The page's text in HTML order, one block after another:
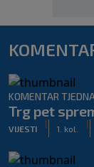
KOMENTAR
Trg pet
VIJESTI
|
1. kol.
|